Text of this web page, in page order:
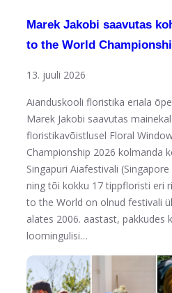
Marek Jakobi saavutas
to the World
13. juuli 2026
Aianduskooli floristika eriala
Marek Jakobi saavutas
floristikavõistlusel Floral
Championship 2026 kolmanda
Singapuri Aiafestivali
ning tõi kokku 17 tippfloristi eri
to the World on olnud festivali
alates 2006. aastast, pakkudes
loomingulisi…